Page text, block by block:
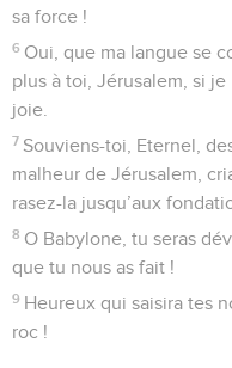
sa force !
6 Oui, que ma langue se
plus à toi, Jérusalem, si
joie.
7 Souviens-toi, Eternel,
malheur de Jérusalem,
rasez-la jusqu’aux
8 O Babylone, tu seras
que tu nous as fait !
9 Heureux qui saisira tes
roc !